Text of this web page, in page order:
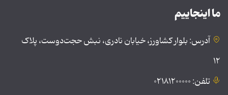
ما اینجاییم
آدرس: بلوار کشاورز، خیابان نادری، نبش حجت‌دوست، پلاک
۱۲
تلفن: ۰۲۱۸۱۲۰۰۰۰۰